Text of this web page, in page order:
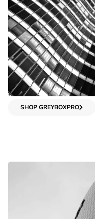
SHOP GREYBOXPRO